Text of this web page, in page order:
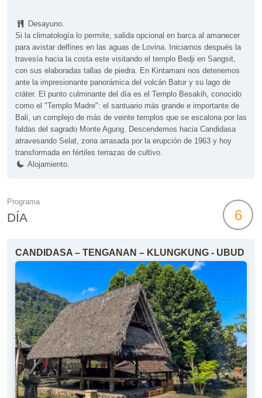
Desayuno.
Si la climatología lo permite, salida opcional en barca al amanecer
para avistar delfines en las aguas de Lovina. Iniciamos después la
travesía hacia la costa este visitando el templo Bedji en Sangsit,
con sus elaboradas tallas de piedra. En Kintamani nos detenemos
ante la impresionante panorámica del volcán Batur y su lago de
cráter. El punto culminante del día es el Templo Besakih, conocido
como el "Templo Madre": el santuario más grande e importante de
Bali, un complejo de más de veinte templos que se escalona por las
faldas del sagrado Monte Agung. Descendemos hacia Candidasa
atravesando Selat, zona arrasada por la erupción de 1963 y hoy
transformada en fértiles terrazas de cultivo.
Alojamiento.
Programa
DÍA 6
CANDIDASA – TENGANAN – KLUNGKUNG - UBUD